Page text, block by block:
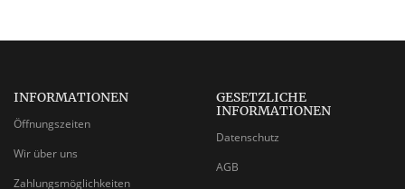
INFORMATIONEN
Öffnungszeiten
Wir über uns
Zahlungsmöglichkeiten
GESETZLICHE
INFORMATIONEN
Datenschutz
AGB